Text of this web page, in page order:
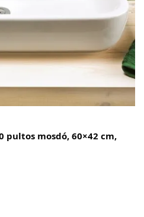
pultos mosdó, 60×42 cm,